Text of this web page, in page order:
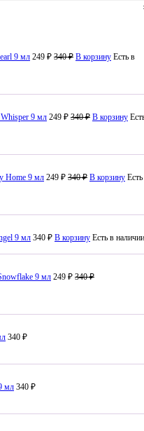
9 мл 249 ₽ 340 ₽ В корзину Есть в
9 мл 249 ₽ 340 ₽ В корзину
Home 9 мл 249 ₽ 340 ₽ В корзину
9 мл 340 ₽ В корзину Есть в наличии
9 мл 249 ₽ 340 ₽
340 ₽
мл 340 ₽